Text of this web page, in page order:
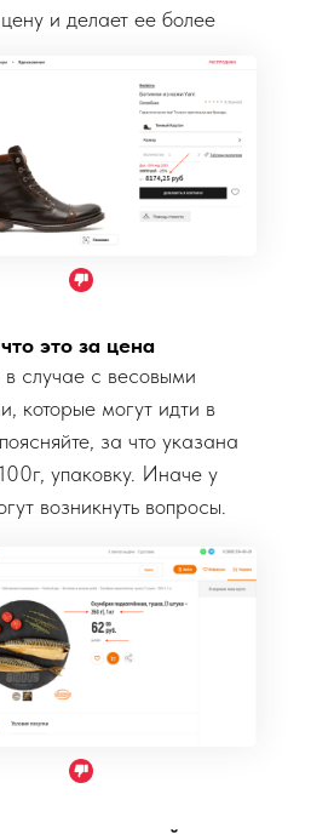
и делает ее более
это за цена
случае с весовыми
которые могут идти в
за что указана
упаковку. Иначе у
возникнуть вопросы.